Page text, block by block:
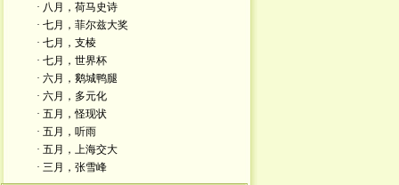
· 八月，荷马史诗
· 七月，菲尔兹大奖
· 七月，支棱
· 七月，世界杯
· 六月，鹅城鸭腿
· 六月，多元化
· 五月，怪现状
· 五月，听雨
· 五月，上海交大
· 三月，张雪峰